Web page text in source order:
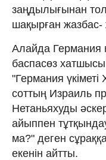
заңдылығынан
шақырған
Алайда Германия
баспасөз
"Германия
соттың Израиль
Нетаньяхуды
айыппен
ма?" деген
екенін айтты.